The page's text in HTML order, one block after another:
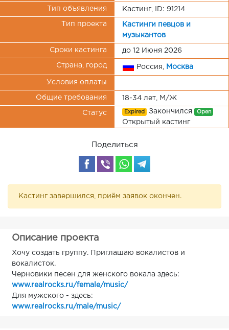
Тип объявления Кастинг, ID: 91214
Тип проекта
Кастинги певцов и
музыкантов
Сроки кастинга до 12 Июня 2026
Страна, город Россия, Москва
Условия оплаты
Общие требования 18-34 лет, М/Ж
Статус Expired Закончился Open
Открытый кастинг
Поделиться
Кастинг завершился, приём заявок окончен.
Описание проекта
Хочу создать группу. Приглашаю вокалистов и
вокалисток.
Черновики песен для женского вокала здесь:
www.realrocks.ru/female/music/
Для мужского - здесь:
www.realrocks.ru/male/music/